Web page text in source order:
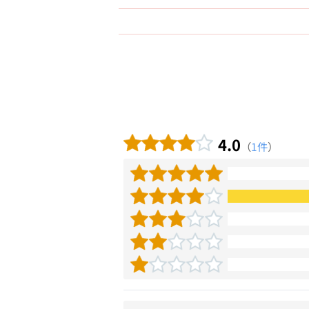
4.0 （1件）